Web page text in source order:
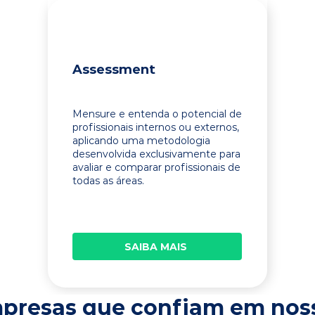
Assessment
Mensure e entenda o potencial de
profissionais internos ou externos,
aplicando uma metodologia
desenvolvida exclusivamente para
avaliar e comparar profissionais de
todas as áreas.
SAIBA MAIS
que confiam em